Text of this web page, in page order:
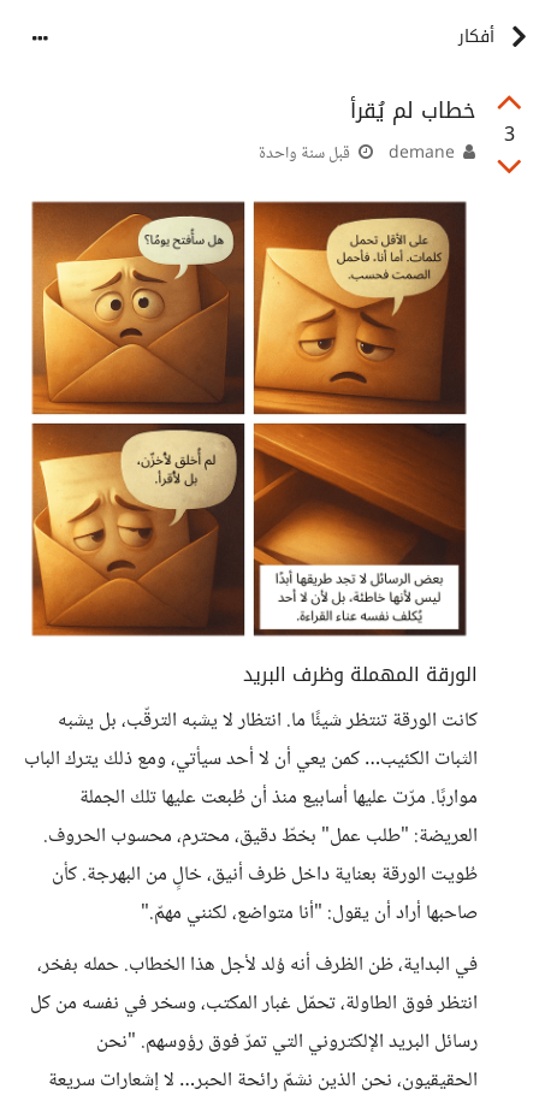
أفكار
3
خطاب لم يُقرأ
قبل سنة واحدة
الورقة المهملة وظرف البريد
كانت الورقة تنتظر شيئًا ما. انتظار لا يشبه الترقّب، بل يشبه
الثبات الكئيب… كمن يعي أن لا أحد سيأتي، ومع ذلك يترك الباب
مواربًا. مرّت عليها أسابيع منذ أن طُبعت عليها تلك الجملة
العريضة: "طلب عمل" بخطّ دقيق، محترم، محسوب الحروف.
طُويت الورقة بعناية داخل ظرف أنيق، خالٍ من البهرجة. كأن
صاحبها أراد أن يقول: "أنا متواضع، لكنني مهمّ."
في البداية، ظن الظرف أنه وُلد لأجل هذا الخطاب. حمله بفخر،
انتظر فوق الطاولة، تحمّل غبار المكتب، وسخر في نفسه من كل
رسائل البريد الإلكتروني التي تمرّ فوق رؤوسهم. "نحن
الحقيقيون، نحن الذين نشمّ رائحة الحبر… لا إشعارات سريعة